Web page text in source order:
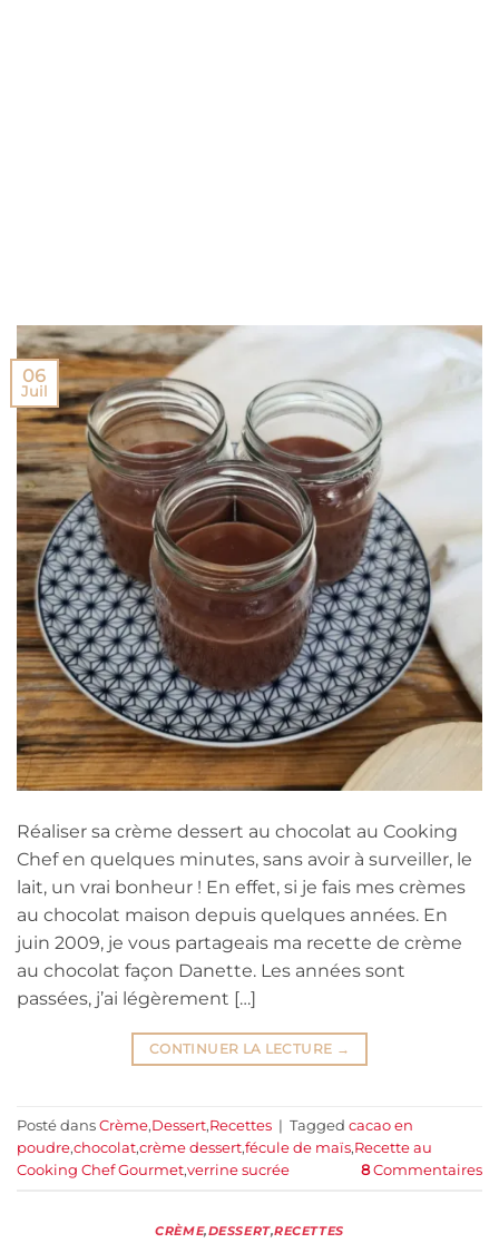
06
Juil
Réaliser sa crème dessert au chocolat au Cooking
Chef en quelques minutes, sans avoir à surveiller, le
lait, un vrai bonheur ! En effet, si je fais mes crèmes
au chocolat maison depuis quelques années. En
juin 2009, je vous partageais ma recette de crème
au chocolat façon Danette. Les années sont
passées, j’ai légèrement […]
CONTINUER LA LECTURE →
Posté dans Crème,Dessert,Recettes | Tagged cacao en
poudre,chocolat,crème dessert,fécule de maïs,Recette au
Cooking Chef Gourmet,verrine sucrée 8Commentaires
CRÈME,DESSERT,RECETTES